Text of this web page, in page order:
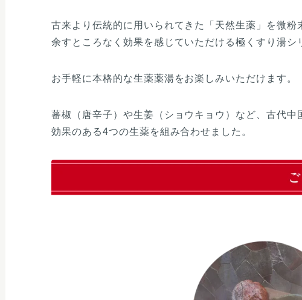
古来より伝統的に用いられてきた「天然生薬」を微粉
余すところなく効果を感じていただける極くすり湯シ
お手軽に本格的な生薬薬湯をお楽しみいただけます。
蕃椒（唐辛子）や生姜（ショウキョウ）など、古代中
効果のある4つの生薬を組み合わせました。